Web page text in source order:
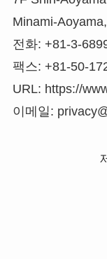
Minami-
전화: +81-3-
팩스: +81-50-
URL: https://
이메일: